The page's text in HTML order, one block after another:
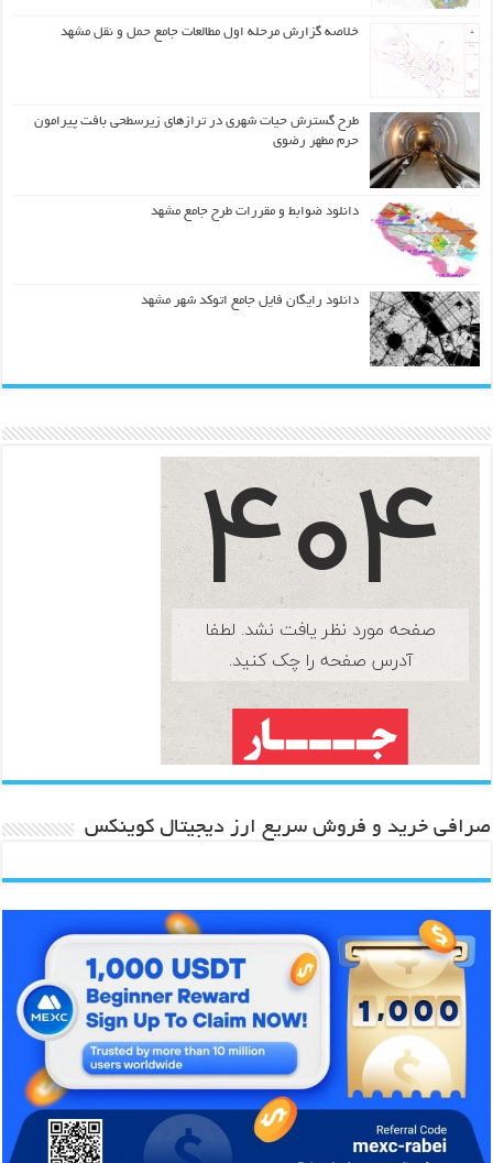
خلاصه گزارش مرحله اول مطالعات جامع حمل و نقل مشهد
طرح گسترش حیات شهري در ترازهاي زیرسطحی بافت پیرامون
حرم مطهر رضوي
دانلود ضوابط و مقررات طرح جامع مشهد
دانلود رایگان فایل جامع اتوکد شهر مشهد
صرافی خرید و فروش سریع ارز دیجیتال کوینکس